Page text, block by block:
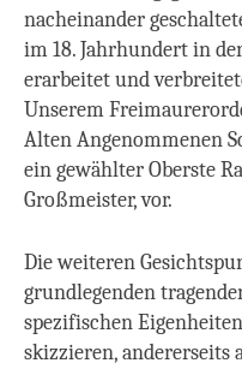
nacheinander
im 18. Jahrhundert in
erarbeitet und
Unserem
Alten Angenommenen
ein gewählter Oberste
Großmeister, vor.
Die weiteren
grundlegenden
spezifischen
skizzieren,